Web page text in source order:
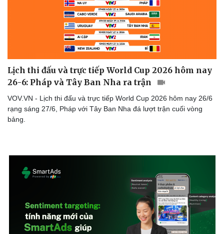
Lịch thi đấu và trực tiếp World Cup 2026 hôm nay
26-6: Pháp và Tây Ban Nha ra trận
VOV.VN - Lịch thi đấu và trực tiếp World Cup 2026 hôm nay 26/6
rạng sáng 27/6, Pháp với Tây Ban Nha đá lượt trận cuối vòng
bảng.